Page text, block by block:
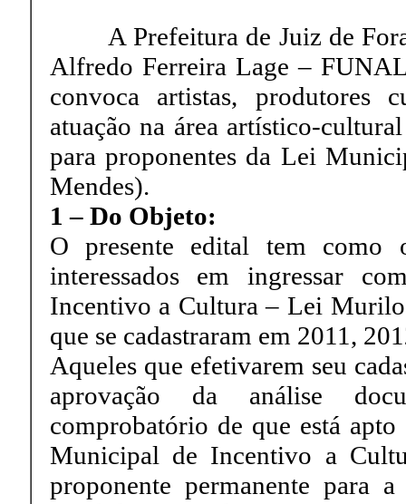
A Prefeitura de Juiz de Fora
Alfredo Ferreira Lage –
convoca artistas, produtores
atuação na área artístico-
para proponentes da Lei
Mendes).
1 – Do Objeto:
O presente edital tem como
interessados em ingressar
Incentivo a Cultura – Lei Murilo
que se cadastraram em 2011,
Aqueles que efetivarem seu
aprovação da análise
comprobatório de que está
Municipal de Incentivo a
proponente permanente para